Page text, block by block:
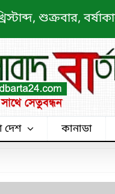
শুক্রবার,
দেশ কানাডা